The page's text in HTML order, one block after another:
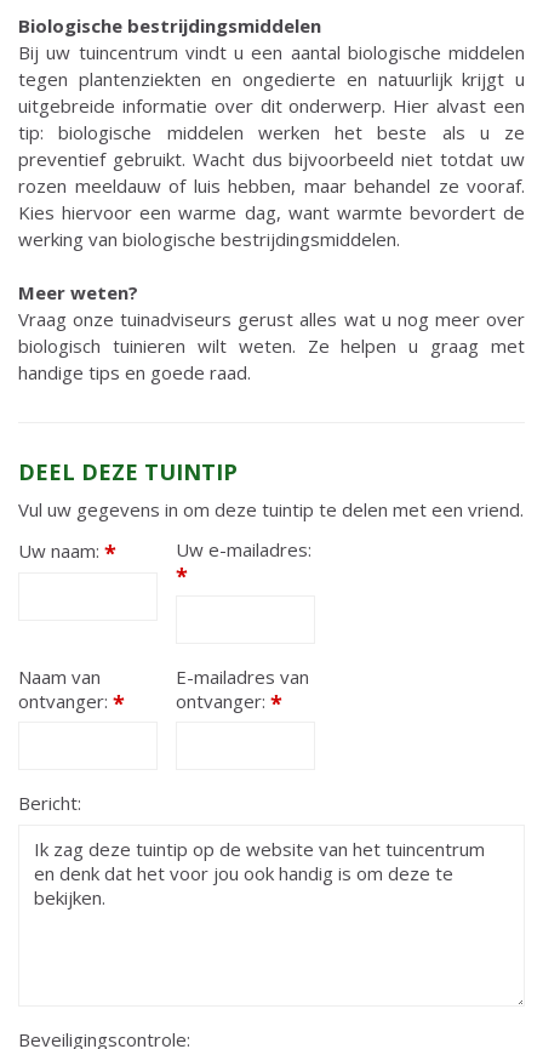
Biologische bestrijdingsmiddelen
Bij uw tuincentrum vindt u een aantal biologische middelen
tegen plantenziekten en ongedierte en natuurlijk krijgt u
uitgebreide informatie over dit onderwerp. Hier alvast een
tip: biologische middelen werken het beste als u ze
preventief gebruikt. Wacht dus bijvoorbeeld niet totdat uw
rozen meeldauw of luis hebben, maar behandel ze vooraf.
Kies hiervoor een warme dag, want warmte bevordert de
werking van biologische bestrijdingsmiddelen.
Meer weten?
Vraag onze tuinadviseurs gerust alles wat u nog meer over
biologisch tuinieren wilt weten. Ze helpen u graag met
handige tips en goede raad.
DEEL DEZE TUINTIP
Vul uw gegevens in om deze tuintip te delen met een vriend.
Uw naam: * Uw e-mailadres:
*
Naam van
ontvanger: *
E-mailadres van
ontvanger: *
Bericht:
Beveiligingscontrole: